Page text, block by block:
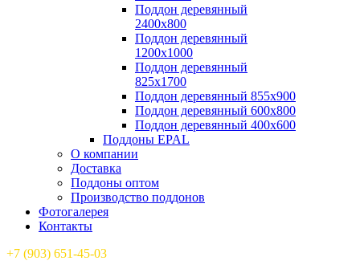
Поддон деревянный
2400х800
Поддон деревянный
1200х1000
Поддон деревянный
825х1700
Поддон деревянный 855х900
Поддон деревянный 600х800
Поддон деревянный 400х600
Поддоны EPAL
О компании
Доставка
Поддоны оптом
Производство поддонов
Фотогалерея
Контакты
+7 (903) 651-45-03